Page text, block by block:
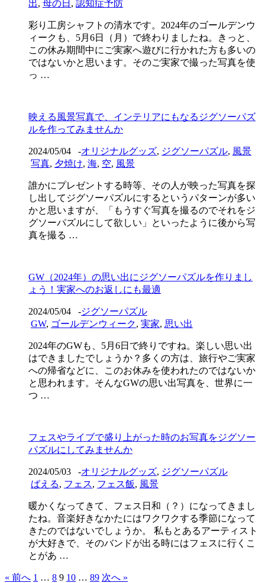
出, 母の日 , 認知症予防
彩り工房シャフトの清水です。2024年のゴールデンウ
ィークも、5月6日（月）で終わりましたね。きっと、
この休み期間中にご実家へ遊びに行かれた方も多いの
ではないかと思います。そのご実家で撮った写真を使
っ …
映える風景写真で、インテリアにもなるジグソーパズ
ルを作ってみませんか
2024/05/04 -オリジナルグッズ, ジグソーパズル, 風景
写真, 夕焼け, 海, 空, 風景
誰かにプレゼントする時等、その人が映った写真を探
し出してジグソーパズルにするというパターンが多い
かと思いますが、「もうすぐ写真を撮るのでそれをジ
グソーパズルにして欲しい」といったように後から写
真を撮る …
GW（2024年）の思い出にジグソーパズルを作りまし
ょう！実家へのお返しにも最適
2024/05/04 -ジグソーパズル
GW, ゴールデンウィーク, 実家, 思い出
2024年のGWも、5月6日で終りですね。楽しい思い出
はできましたでしょうか？多くの方は、旅行やご実家
への帰省などに、このお休みを使われたのではないか
と思われます。そんなGWの思い出写真を、世界に一
つ …
フェスやライブで盛り上がった時のお写真をジグソー
パズルにしてみませんか
2024/05/03 -オリジナルグッズ, ジグソーパズル
ばえる, フェス, フェス飯, 風景
暖かくなってきて、フェス日和（？）になってきまし
たね。音楽好きなかたにはワクワクする季節になって
きたのではないでしょうか。 私もとあるアーティスト
が大好きで、そのバンドが出る時にはフェスに行くこ
とがあ …
« 前へ 1 … 8 9 10 … 89 次へ »